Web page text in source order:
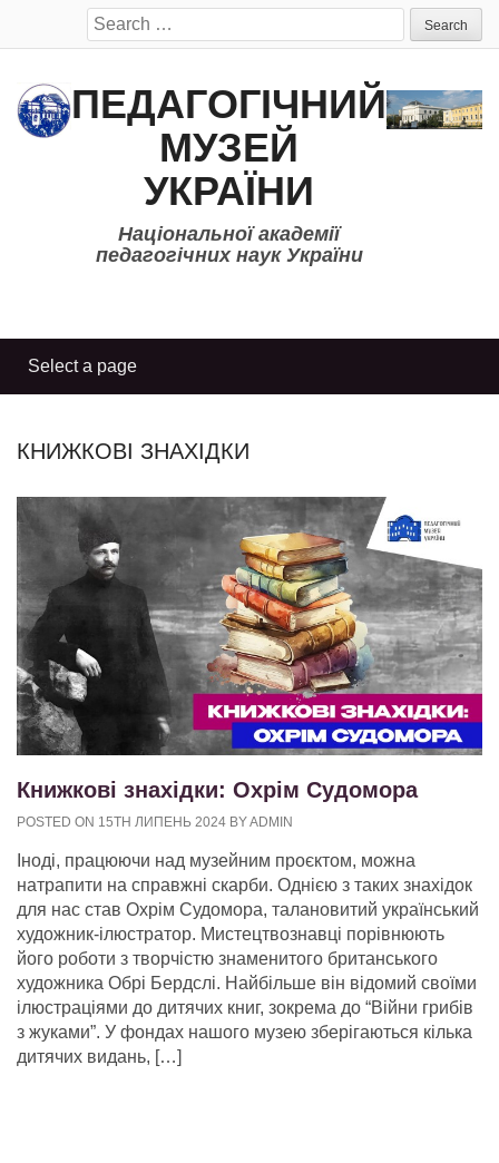
Search
for:
ПЕДАГОГІЧНИЙ
МУЗЕЙ
УКРАЇНИ
Національної академії
педагогічних наук України
КНИЖКОВІ ЗНАХІДКИ
Книжкові знахідки: Охрім Судомора
POSTED ON 15TH ЛИПЕНЬ 2024 BY ADMIN
Іноді, працюючи над музейним проєктом, можна
натрапити на справжні скарби. Однією з таких знахідок
для нас став Охрім Судомора, талановитий український
художник-ілюстратор. Мистецтвознавці порівнюють
його роботи з творчістю знаменитого британського
художника Обрі Бердслі. Найбільше він відомий своїми
ілюстраціями до дитячих книг, зокрема до “Війни грибів
з жуками”. У фондах нашого музею зберігаються кілька
дитячих видань, […]